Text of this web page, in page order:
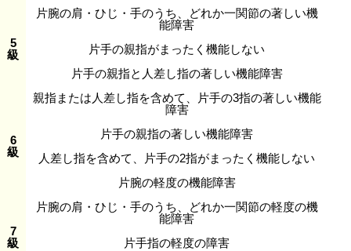
5
級
片腕の肩・ひじ・手のうち、どれか一関節の著しい機
能障害
片手の親指がまったく機能しない
片手の親指と人差し指の著しい機能障害
親指または人差し指を含めて、片手の3指の著しい機能
障害
6
級
片手の親指の著しい機能障害
人差し指を含めて、片手の2指がまったく機能しない
7
級
片腕の軽度の機能障害
片腕の肩・ひじ・手のうち、どれか一関節の軽度の機
能障害
片手指の軽度の障害